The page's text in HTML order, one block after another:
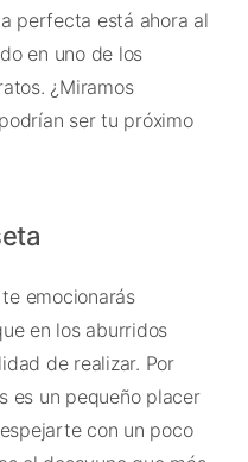
perfecta está ahora al
en uno de los
¿Miramos
ser tu próximo
emocionarás
en los aburridos
de realizar. Por
es un pequeño placer
con un poco